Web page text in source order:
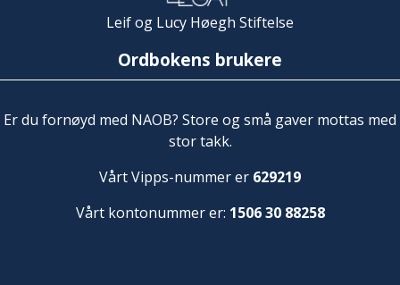
Leif og Lucy Høegh Stiftelse
Ordbokens brukere
Er du fornøyd med NAOB? Store og små gaver mottas med
stor takk.
Vårt Vipps-nummer er 629219
Vårt kontonummer er: 1506 30 88258